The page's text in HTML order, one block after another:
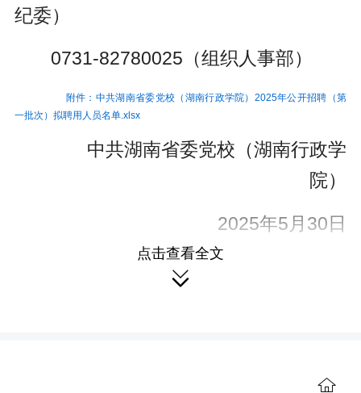
纪委）
0731-82780025（组织人事部）
附件：中共湖南省委党校（湖南行政学院）2025年公开招聘（第
一批次）拟聘用人员名单.xlsx
中共湖南省委党校（湖南行政学
院）
2025年5月30日
点击查看全文
